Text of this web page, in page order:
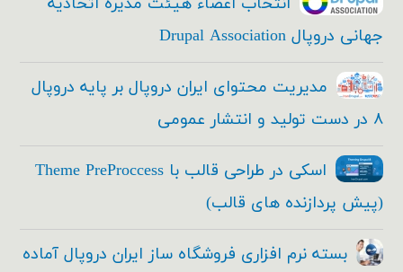
جهانی دروپال Drupal Association
مدیریت محتوای ایران دروپال بر پایه دروپال
۸ در دست تولید و انتشار عمومی
اسکی در طراحی قالب با Theme PreProccess
(پیش پردازنده های قالب)
بسته نرم افزاری فروشگاه ساز ایران دروپال آماده